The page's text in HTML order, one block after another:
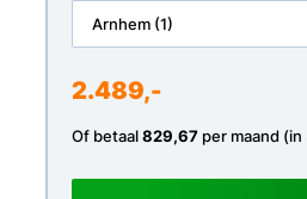
Arnhem (1)
2.489,-
Of betaal829,67per maand (in